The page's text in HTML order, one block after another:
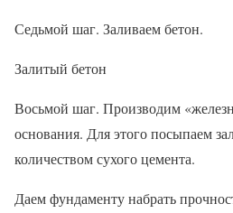
Седьмой шаг. Заливаем бетон.
Залитый бетон
Восьмой шаг. Производим
основания. Для этого посыпаем
количеством сухого цемента.
Даем фундаменту набрать